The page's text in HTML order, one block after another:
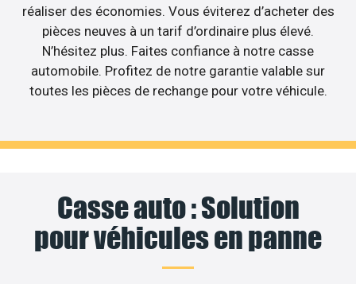
réaliser des économies. Vous éviterez d’acheter des
pièces neuves à un tarif d’ordinaire plus élevé.
N’hésitez plus. Faites confiance à notre casse
automobile. Profitez de notre garantie valable sur
toutes les pièces de rechange pour votre véhicule.
Casse auto : Solution
pour véhicules en panne